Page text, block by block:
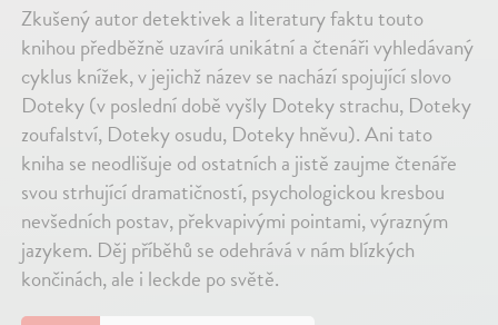
Zkušený autor detektivek a literatury faktu touto
knihou předběžně uzavírá unikátní a čtenáři vyhledávaný
cyklus knížek, v jejichž název se nachází spojující slovo
Doteky (v poslední době vyšly Doteky strachu, Doteky
zoufalství, Doteky osudu, Doteky hněvu). Ani tato
kniha se neodlišuje od ostatních a jistě zaujme čtenáře
svou strhující dramatičností, psychologickou kresbou
nevšedních postav, překvapivými pointami, výrazným
jazykem. Děj příběhů se odehrává v nám blízkých
končinách, ale i leckde po světě.